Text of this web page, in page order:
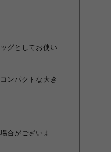
グとしてお使い
ンパクトな大き
合がございま